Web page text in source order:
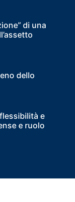
di una
dello
e
e ruolo